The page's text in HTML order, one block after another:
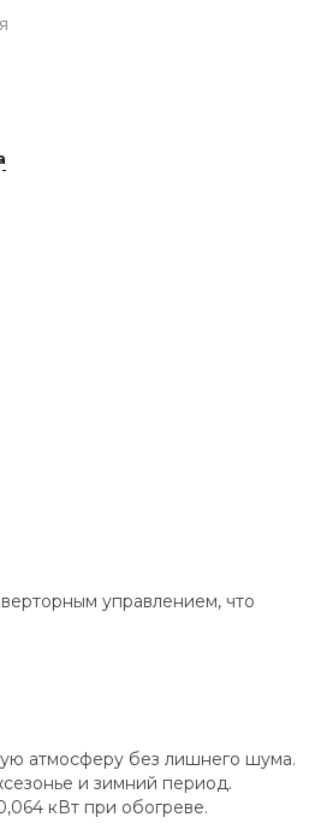
управлением, что
атмосферу без лишнего шума.
и зимний период.
кВт при обогреве.